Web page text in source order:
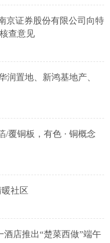
京证券股份有限公司向特
查意见
润置地、新鸿基地产、
/覆铜板，有色 · 铜概念
社区
店推出“楚菜西做”端午